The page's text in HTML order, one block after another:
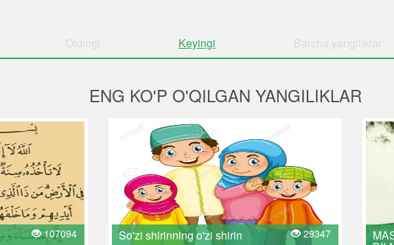
Oldingi Keyingi Barcha yangiliklar
ENG KO'P O'QILGAN YANGILIKLAR
107094 So'zi shirinning o'zi shirin 29347